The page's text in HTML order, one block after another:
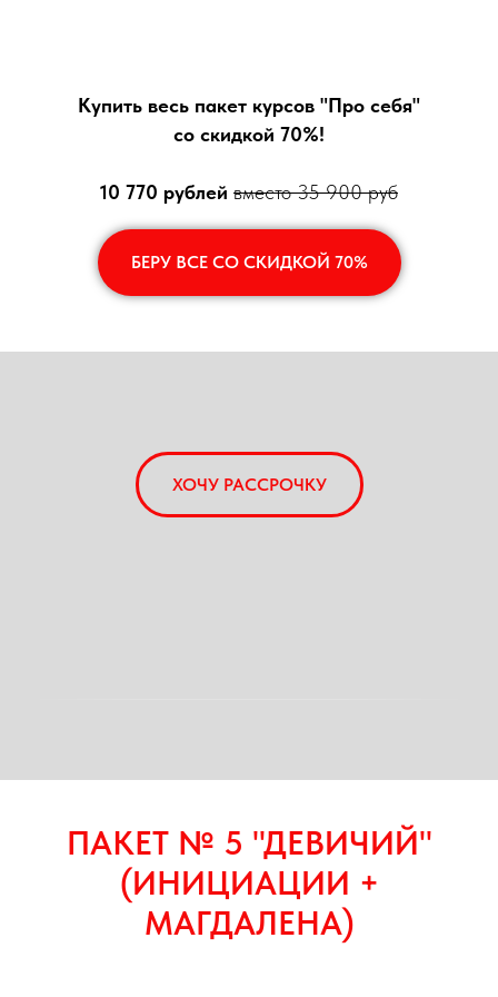
Купить весь пакет курсов "Про себя"
со скидкой 70%!
10 770 рублей вместо 35 900 руб
БЕРУ ВСЕ СО СКИДКОЙ 70%
ХОЧУ РАССРОЧКУ
ПАКЕТ № 5 "ДЕВИЧИЙ"
(ИНИЦИАЦИИ +
МАГДАЛЕНА)